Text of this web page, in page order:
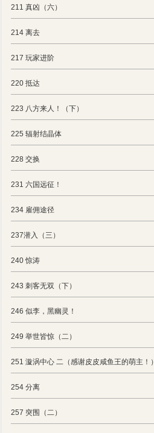
211 真凶（六）
214 离去
217 玩家进阶
220 抵达
223 八方来人！（下）
225 辐射结晶体
228 交换
231 六国远征！
234 雇佣途径
237潜入（三）
240 惊涛
243 刺客无双（下）
246 似李，黑幽灵！
249 举世皆惊（二）
251 漩涡中心 二（感谢皮皮咸鱼王的萌主！）
254 分离
257 突围（二）